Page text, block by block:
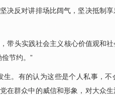
反对讲排场比阔气，坚决抵制享
头实践社会主义核心价值观和
节约。”
。有的认为这些是个人私事，不
在群众中的威信和形象，对大众